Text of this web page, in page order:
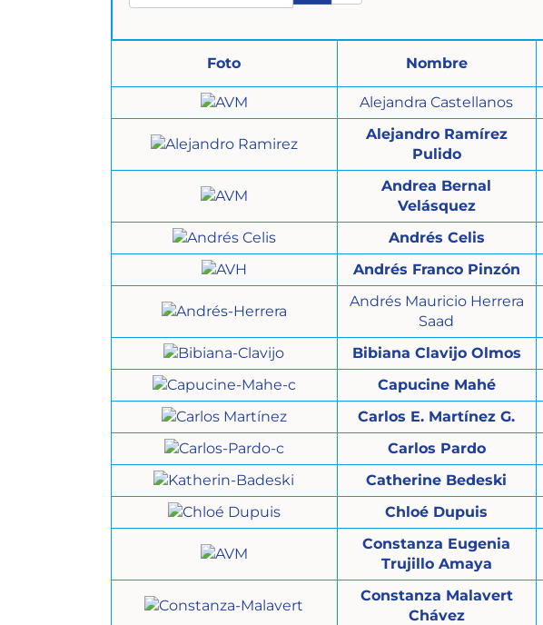
Foto Nombre
Alejandra Castellanos
Alejandro Ramírez
Pulido
Andrea Bernal
Velásquez
Andrés Celis
Andrés Franco Pinzón
Andrés Mauricio Herrera
Saad
Bibiana Clavijo Olmos
Capucine Mahé
Carlos E. Martínez G.
Carlos Pardo
Catherine Bedeski
Chloé Dupuis
Constanza Eugenia
Trujillo Amaya
Constanza Malavert
Chávez